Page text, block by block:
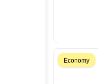
Economy